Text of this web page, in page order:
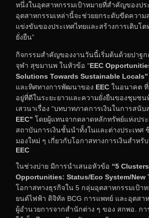
หนึ่งในอุตสาหกรรมเป้าหมายที่สำคัญของปร
อุตสาหกรรมเหล่านี้จะช่วยยกระดับขีดความ
แข่งขันของประเทศไทยและสร้างการเติบโต
ยั่งยืน”
กิจกรรมสำคัญของงานวันนี้เริ่มต้นด้วยปาฐก
จุฬา สุขมานพ ในหัวข้อ “EEC
Solutions Towards Sustainable Locals”
และทิศทางการพัฒนาของ EEC ในอนาคต ที่
อยู่ที่ดีในระยะยาวและความยั่งยืนของชุมชน
เสวนาเรื่อง “บทบาทภาคการเงินในการสนั
EEC” โดยผู้แทนจากตลาดหลักทรัพย์แห่งประ
สถาบันการเงินชั้นนำทั้งในและต่างประเทศ
มองใหม่ ๆ เกี่ยวกับโอกาสทางการเงินสำห
EEC
ในช่วงบ่าย มีการนำเสนอหัวข้อ “5
Opportunities: Status/Eco System/New
โอกาสทางธุรกิจใน 5 กลุ่มอุตสาหกรรมเป้า
ยนต์ไฟฟ้า ดิจิทัล BCG การแพทย์ และอุตสา
ผู้อำนวยการจากสำนักต่าง ๆ ของ สกพอ. กา